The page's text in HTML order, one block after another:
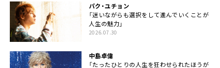
パク・ユチョン
「迷いながらも選択をして進んでいくことが
人生の魅力」
2026.07.30
中島卓偉
「たったひとりの人生を狂わせられたほうが